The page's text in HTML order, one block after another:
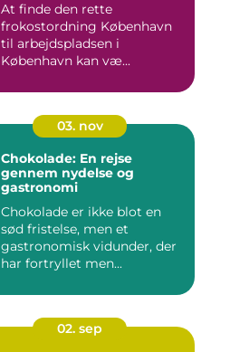
At finde den rette
frokostordning København
til arbejdspladsen i
København kan væ...
03. nov
Chokolade: En rejse
gennem nydelse og
gastronomi
Chokolade er ikke blot en
sød fristelse, men et
gastronomisk vidunder, der
har fortryllet men...
02. sep